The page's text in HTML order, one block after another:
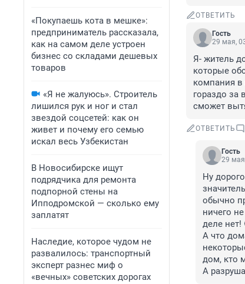
«Покупаешь кота в мешке»:
предприниматель рассказала,
как на самом деле устроен
бизнес со складами дешевых
товаров
«Я не жалуюсь». Строитель
лишился рук и ног и стал
звездой соцсетей: как он
живет и почему его семью
искал весь Узбекистан
В Новосибирске ищут
подрядчика для ремонта
подпорной стены на
Ипподромской — сколько ему
заплатят
Наследие, которое чудом не
развалилось: транспортный
эксперт разнес миф о
«вечных» советских дорогах
ОТВЕТИТЬ
Гость
29 мая,
Я- житель
которые
компания в
гораздо за
сможет
ОТВЕТИТЬ
Гость
29
Ну
обычно
ничего
деле нет!
А что
дом, кто
А